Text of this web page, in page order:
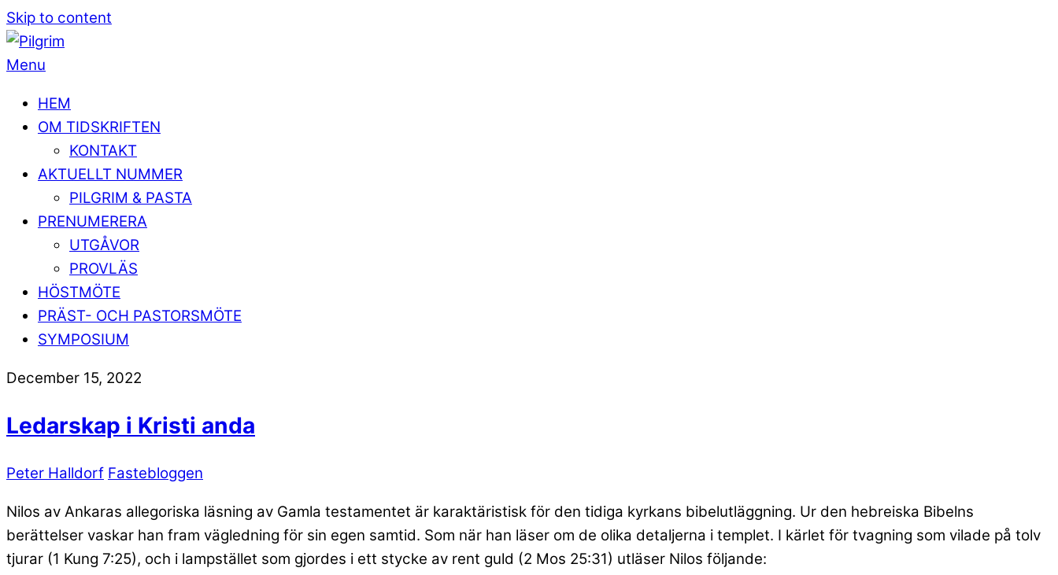
Skip to content
Menu
HEM
OM TIDSKRIFTEN
KONTAKT
AKTUELLT NUMMER
PILGRIM & PASTA
PRENUMERERA
UTGÅVOR
PROVLÄS
HÖSTMÖTE
PRÄST- OCH PASTORSMÖTE
SYMPOSIUM
December 15, 2022
Ledarskap i Kristi anda
Peter Halldorf Fastebloggen
Nilos av Ankaras allegoriska läsning av Gamla testamentet är karaktäristisk för den tidiga kyrkans bibelutläggning. Ur den hebreiska Bibelns
berättelser vaskar han fram vägledning för sin egen samtid. Som när han läser om de olika detaljerna i templet. I kärlet för tvagning som vilade på tolv
tjurar (1 Kung 7:25), och i lampstället som gjordes i ett stycke av rent guld (2 Mos 25:31) utläser Nilos följande: